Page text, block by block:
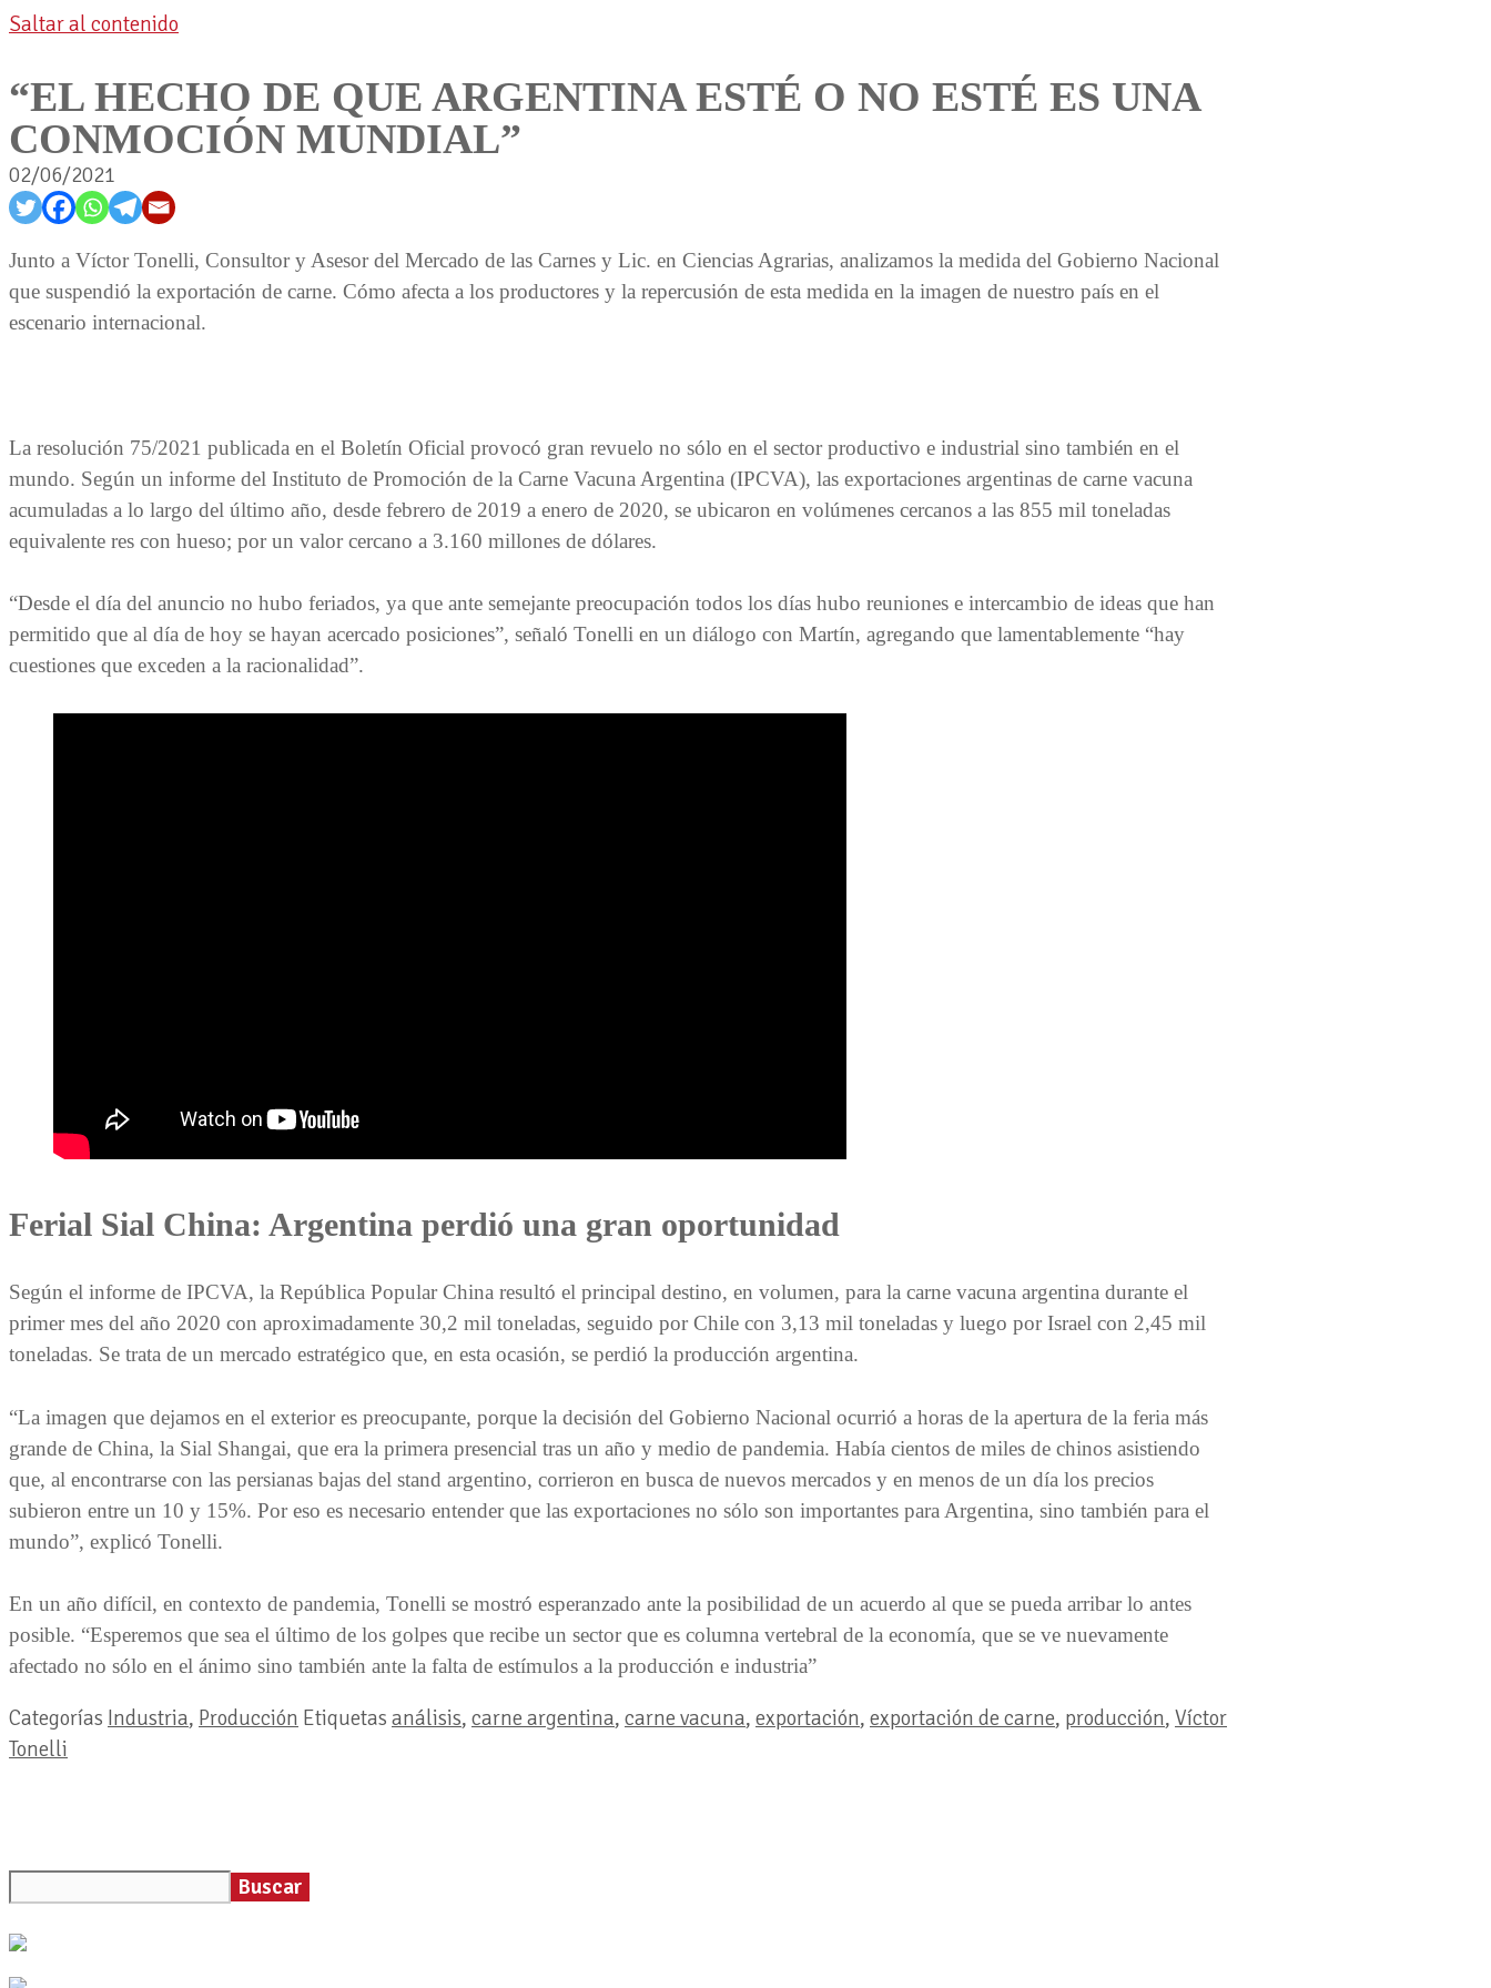
Saltar al contenido
“EL HECHO DE QUE ARGENTINA ESTÉ O NO ESTÉ ES UNA
CONMOCIÓN MUNDIAL”
02/06/2021
Junto a Víctor Tonelli, Consultor y Asesor del Mercado de las Carnes y Lic. en Ciencias Agrarias, analizamos la medida del Gobierno Nacional
que suspendió la exportación de carne. Cómo afecta a los productores y la repercusión de esta medida en la imagen de nuestro país en el
escenario internacional.
La resolución 75/2021 publicada en el Boletín Oficial provocó gran revuelo no sólo en el sector productivo e industrial sino también en el
mundo. Según un informe del Instituto de Promoción de la Carne Vacuna Argentina (IPCVA), las exportaciones argentinas de carne vacuna
acumuladas a lo largo del último año, desde febrero de 2019 a enero de 2020, se ubicaron en volúmenes cercanos a las 855 mil toneladas
equivalente res con hueso; por un valor cercano a 3.160 millones de dólares.
“Desde el día del anuncio no hubo feriados, ya que ante semejante preocupación todos los días hubo reuniones e intercambio de ideas que han
permitido que al día de hoy se hayan acercado posiciones”, señaló Tonelli en un diálogo con Martín, agregando que lamentablemente “hay
cuestiones que exceden a la racionalidad”.
Ferial Sial China: Argentina perdió una gran oportunidad
Según el informe de IPCVA, la República Popular China resultó el principal destino, en volumen, para la carne vacuna argentina durante el
primer mes del año 2020 con aproximadamente 30,2 mil toneladas, seguido por Chile con 3,13 mil toneladas y luego por Israel con 2,45 mil
toneladas. Se trata de un mercado estratégico que, en esta ocasión, se perdió la producción argentina.
“La imagen que dejamos en el exterior es preocupante, porque la decisión del Gobierno Nacional ocurrió a horas de la apertura de la feria más
grande de China, la Sial Shangai, que era la primera presencial tras un año y medio de pandemia. Había cientos de miles de chinos asistiendo
que, al encontrarse con las persianas bajas del stand argentino, corrieron en busca de nuevos mercados y en menos de un día los precios
subieron entre un 10 y 15%. Por eso es necesario entender que las exportaciones no sólo son importantes para Argentina, sino también para el
mundo”, explicó Tonelli.
En un año difícil, en contexto de pandemia, Tonelli se mostró esperanzado ante la posibilidad de un acuerdo al que se pueda arribar lo antes
posible. “Esperemos que sea el último de los golpes que recibe un sector que es columna vertebral de la economía, que se ve nuevamente
afectado no sólo en el ánimo sino también ante la falta de estímulos a la producción e industria”
Categorías Industria, Producción Etiquetas análisis, carne argentina, carne vacuna, exportación, exportación de carne, producción, Víctor
Tonelli
Buscar